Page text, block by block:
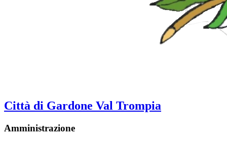
Città di Gardone Val Trompia
Amministrazione